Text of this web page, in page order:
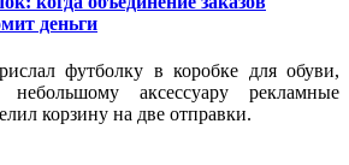
деньги
футболку в коробке для обуви,
аксессуару рекламные
корзину на две отправки.